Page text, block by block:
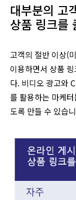
대부분의 고
상품 링크를
고객의 절반 이상(
이용하면서 상품
다. 비디오 광고와
를 활용하는 마케
도록 만들 수 있습